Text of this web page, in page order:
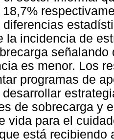
diferencias
la incidencia de
es menor. Los
programas de
de sobrecarga y
vida para el
está recibiendo